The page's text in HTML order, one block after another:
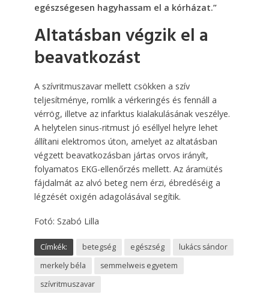
egészségesen hagyhassam el a kórházat.”
Altatásban végzik el a
beavatkozást
A szívritmuszavar mellett csökken a szív
teljesítménye, romlik a vérkeringés és fennáll a
vérrög, illetve az infarktus kialakulásának veszélye.
A helytelen sinus-ritmust jó eséllyel helyre lehet
állítani elektromos úton, amelyet az altatásban
végzett beavatkozásban jártas orvos irányít,
folyamatos EKG-ellenőrzés mellett. Az áramütés
fájdalmát az alvó beteg nem érzi, ébredéséig a
légzését oxigén adagolásával segítik.
Fotó: Szabó Lilla
Címkék: betegség egészség
lukács sándor
merkely béla
semmelweis egyetem
szívritmuszavar